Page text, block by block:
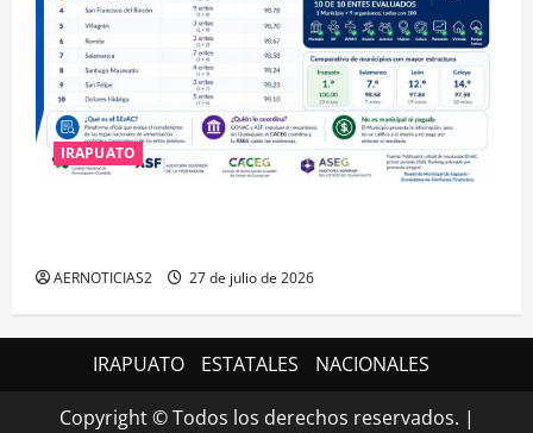
IRAPUATO
AERNOTICIAS2 27 de julio de 2026
IRAPUATO ESTATALES NACIONALES
Copyright © Todos los derechos reservados. |